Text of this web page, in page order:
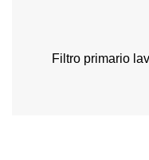
Filtro primario